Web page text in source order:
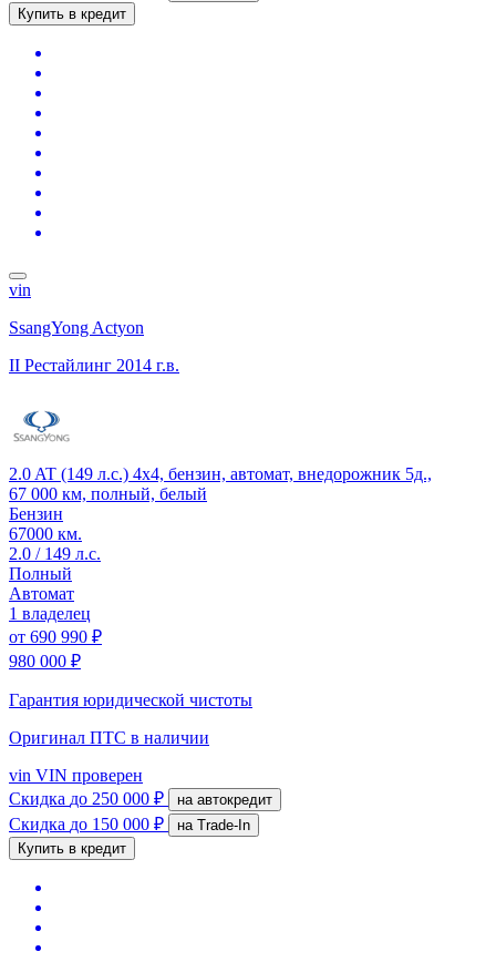
Купить в кредит
vin
SsangYong Actyon
II Рестайлинг 2014 г.в.
2.0 AT (149 л.с.) 4x4, бензин, автомат, внедорожник 5д.,
67 000 км, полный, белый
Бензин
67000 км.
2.0 / 149 л.с.
Полный
Автомат
1 владелец
от 690 990 ₽
980 000 ₽
Гарантия юридической чистоты
Оригинал ПТС в наличии
vin VIN проверен
Скидка до 250 000 ₽ на автокредит
Скидка до 150 000 ₽
на Trade-In
Купить в кредит